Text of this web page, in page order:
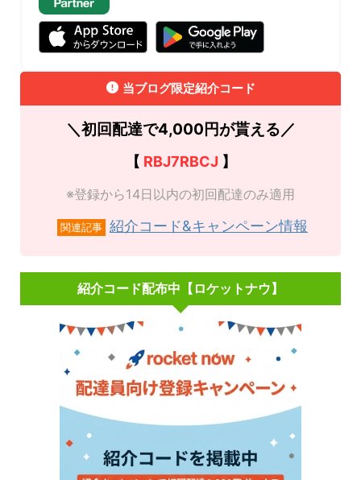
当ブログ限定紹介コード
＼初回配達で4,000円が貰える／
【 RBJ7RBCJ 】
※登録から14日以内の初回配達のみ適用
関連記事 紹介コード&キャンペーン情報
紹介コード配布中【ロケットナウ】